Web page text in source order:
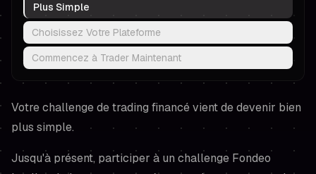
Plus Simple
Choisissez Votre Plateforme
Commencez à Trader Maintenant
Votre challenge de trading financé vient de devenir bien
plus simple.
Jusqu'à présent, participer à un challenge Fondeo